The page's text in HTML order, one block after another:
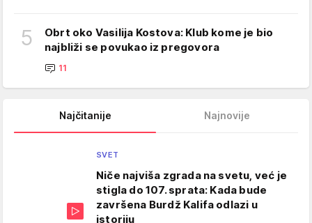
5
Obrt oko Vasilija Kostova: Klub kome je bio
najbliži se povukao iz pregovora
11
Najčitanije Najnovije
SVET
Niče najviša zgrada na svetu, već je
stigla do 107. sprata: Kada bude
završena Burdž Kalifa odlazi u
istoriju